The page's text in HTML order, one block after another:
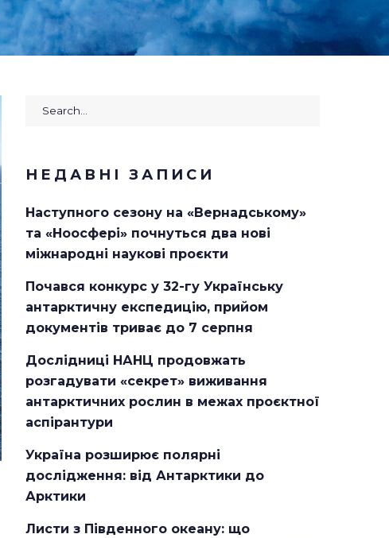
Search
НЕДАВНІ ЗАПИСИ
Наступного сезону на «Вернадському»
та «Ноосфері» почнуться два нові
міжнародні наукові проєкти
Почався конкурс у 32-гу Українську
антарктичну експедицію, прийом
документів триває до 7 серпня
Дослідниці НАНЦ продовжать
розгадувати «секрет» виживання
антарктичних рослин в межах проєктної
аспірантури
Україна розширює полярні
дослідження: від Антарктики до
Арктики
Листи з Південного океану: що